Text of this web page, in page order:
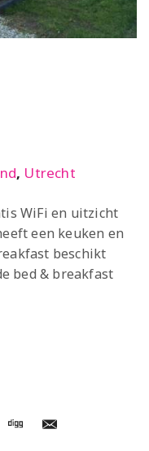
, Utrecht
WiFi en uitzicht
een keuken en
beschikt
bed & breakfast